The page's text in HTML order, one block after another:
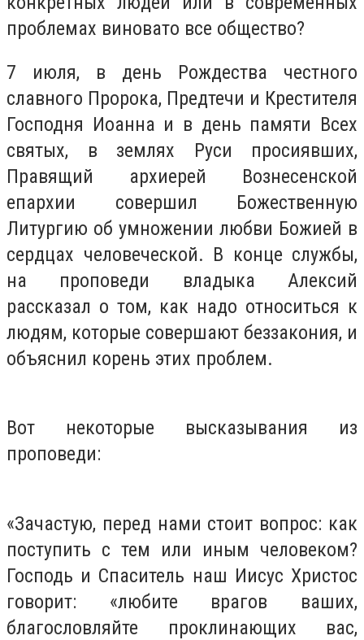
проблемах виновато все общество?
7 июля, в день Рождества честного
славного Пророка, Предтечи и Крестителя
Господня Иоанна и в день памяти Всех
святых, в землях Руси просиявших,
Правящий архиерей Вознесенской
епархии совершил Божественную
Литургию об умножении любви Божией в
сердцах человеческой. В конце службы,
на проповеди владыка Алексий
рассказал о том, как надо относиться к
людям, которые совершают беззакония, и
объяснил корень этих проблем.
Вот некоторые высказывания из
проповеди:
«Зачастую, перед нами стоит вопрос: как
поступить с тем или иным человеком?
Господь и Спаситель наш Иисус Христос
говорит: «любите врагов ваших,
благословляйте проклинающих вас,